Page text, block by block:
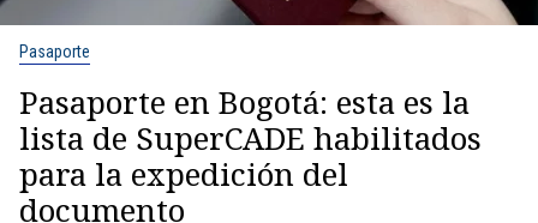
Pasaporte
Pasaporte en Bogotá: esta es la
lista de SuperCADE habilitados
para la expedición del
documento